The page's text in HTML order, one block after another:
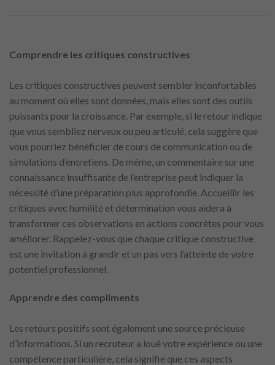
Comprendre les critiques constructives
Les critiques constructives peuvent sembler inconfortables
au moment où elles sont données, mais elles sont des outils
puissants pour la croissance. Par exemple, si le retour indique
que vous sembliez nerveux ou peu articulé, cela suggère que
vous pourriez bénéficier de cours de communication ou de
simulations d’entretiens. De même, un commentaire sur une
connaissance insuffisante de l’entreprise peut indiquer la
nécessité d’une préparation plus approfondie. Accueillir les
critiques avec humilité et détermination vous aidera à
transformer ces observations en actions concrètes pour vous
améliorer. Rappelez-vous que chaque critique constructive
est une invitation à grandir et un pas vers l’atteinte de votre
potentiel professionnel.
Apprendre des compliments
Les retours positifs sont également une source précieuse
d’informations. Si un recruteur a loué votre expérience ou une
compétence particulière, cela signifie que ces aspects